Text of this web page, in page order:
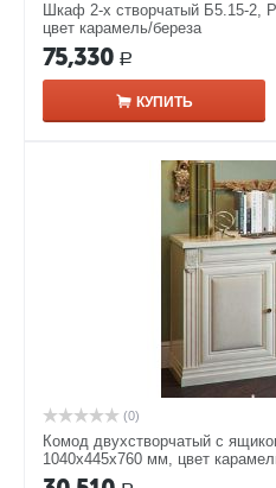
Шкаф 2-х створчатый Б5.15-2,
цвет карамель/береза
75,330 Р
КУПИТЬ
(0)
Комод двухстворчатый с
1040х445х760 мм, цвет